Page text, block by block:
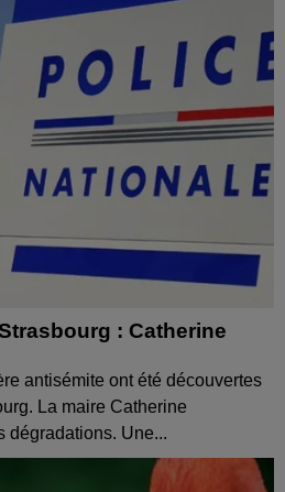
: Catherine
antisémite ont été découvertes
La maire Catherine
dégradations. Une...